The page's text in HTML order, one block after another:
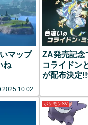
マップ
ね
2025.10.02
ZA発売記念
コライドン
が配布決定
ポケモンSV